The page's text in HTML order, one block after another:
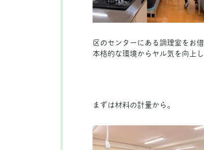
区のセンターにある調理室をお
本格的な環境からヤル気を向上し
まずは材料の計量から。